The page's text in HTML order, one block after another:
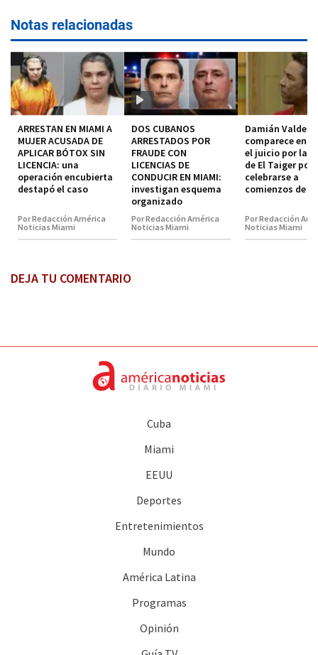
Notas relacionadas
ARRESTAN EN MIAMI A
MUJER ACUSADA DE
APLICAR BÓTOX SIN
LICENCIA: una
operación encubierta
destapó el caso
Por Redacción América
Noticias Miami
DOS CUBANOS
ARRESTADOS POR
FRAUDE CON
LICENCIAS DE
CONDUCIR EN MIAMI:
investigan esquema
organizado
Por Redacción América
Noticias Miami
Damián Valdez
comparece en
el juicio por la
de El Taiger
celebrarse a
comienzos de
Por Redacción
Noticias Miami
DEJA TU COMENTARIO
Cuba
Miami
EEUU
Deportes
Entretenimientos
Mundo
América Latina
Programas
Opinión